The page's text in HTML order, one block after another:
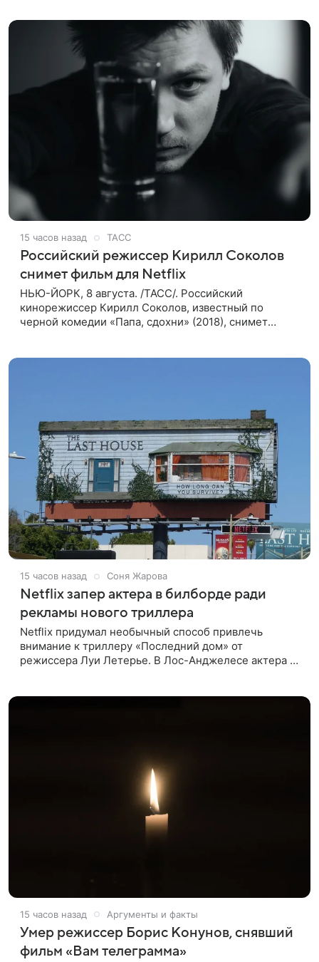
15 часов назад ТАСС
Российский режиссер Кирилл Соколов
снимет фильм для Netflix
НЬЮ-ЙОРК, 8 августа. /ТАСС/. Российский
кинорежиссер Кирилл Соколов, известный по
черной комедии «Папа, сдохни» (2018), снимет
15 часов назад Соня Жарова
Netflix запер актера в билборде ради
рекламы нового триллера
Netflix придумал необычный способ привлечь
внимание к триллеру «Последний дом» от
режиссера Луи Летерье. В Лос-Анджелесе актера на
15 часов назад Аргументы и факты
Умер режиссер Борис Конунов, снявший
фильм «Вам телеграмма»